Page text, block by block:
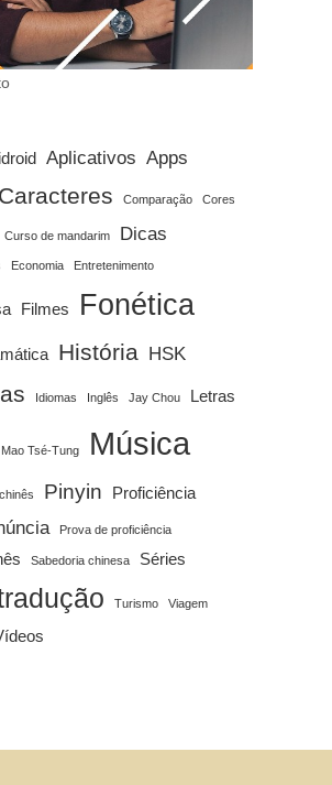
Aplicativos Apps
Caracteres Comparação Cores
Curso de mandarim Dicas
Economia Entretenimento
Filmes Fonética
História HSK
Idiomas Inglês Jay Chou Letras
Mao Tsé-Tung Música
Pinyin Proficiência
Prova de proficiência
Sabedoria chinesa Séries
Turismo Viagem